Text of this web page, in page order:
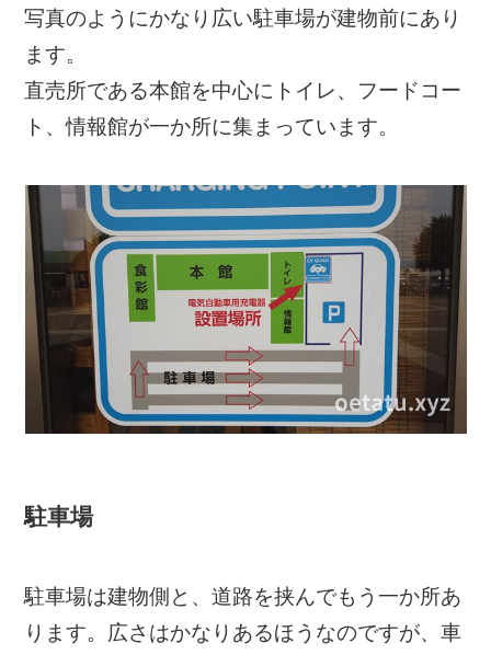
写真のようにかなり広い駐車場が建物前にあり
ます。
直売所である本館を中心にトイレ、フードコー
ト、情報館が一か所に集まっています。
駐車場
駐車場は建物側と、道路を挟んでもう一か所あ
ります。広さはかなりあるほうなのですが、車